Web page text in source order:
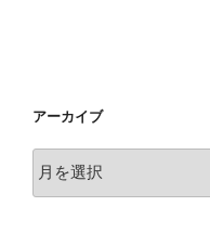
アーカイブ
ー